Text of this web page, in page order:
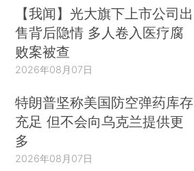
【我闻】光大旗下上市公司出
售背后隐情 多人卷入医疗腐
败案被查
2026年08月07日
特朗普坚称美国防空弹药库存
充足 但不会向乌克兰提供更
多
2026年08月07日